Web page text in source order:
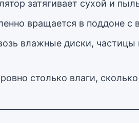
затягивает сухой и
вращается в поддоне
влажные диски,
столько влаги,